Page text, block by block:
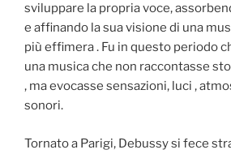
sviluppare la propria voce,
e affinando la sua visione di una
più effimera . Fu in questo periodo
una musica che non raccontasse
, ma evocasse sensazioni, luci ,
sonori.
Tornato a Parigi, Debussy si fece